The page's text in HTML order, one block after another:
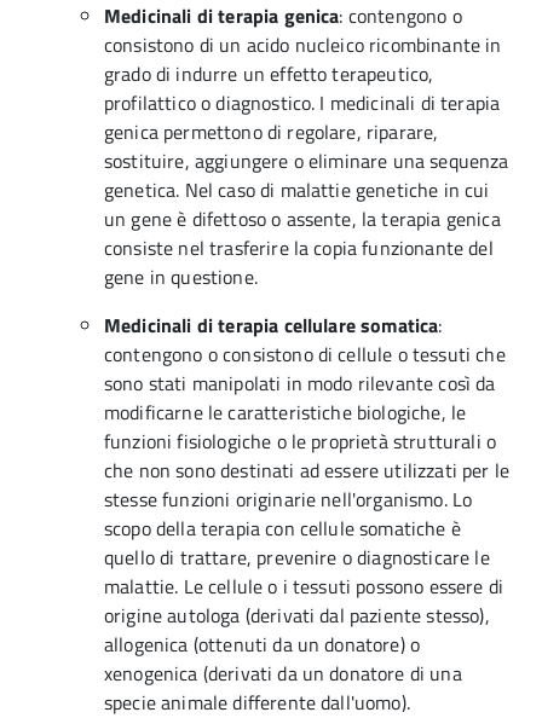
Medicinali di terapia genica: contengono o
consistono di un acido nucleico ricombinante in
grado di indurre un effetto terapeutico,
profilattico o diagnostico. I medicinali di terapia
genica permettono di regolare, riparare,
sostituire, aggiungere o eliminare una sequenza
genetica. Nel caso di malattie genetiche in cui
un gene è difettoso o assente, la terapia genica
consiste nel trasferire la copia funzionante del
gene in questione.
Medicinali di terapia cellulare somatica:
contengono o consistono di cellule o tessuti che
sono stati manipolati in modo rilevante così da
modificarne le caratteristiche biologiche, le
funzioni fisiologiche o le proprietà strutturali o
che non sono destinati ad essere utilizzati per le
stesse funzioni originarie nell'organismo. Lo
scopo della terapia con cellule somatiche è
quello di trattare, prevenire o diagnosticare le
malattie. Le cellule o i tessuti possono essere di
origine autologa (derivati dal paziente stesso),
allogenica (ottenuti da un donatore) o
xenogenica (derivati da un donatore di una
specie animale differente dall'uomo).